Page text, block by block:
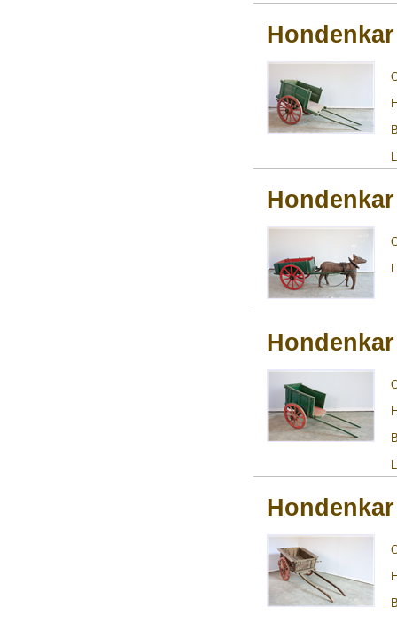
Hondenkar
Hondenkar
Hondenkar
Hondenkar